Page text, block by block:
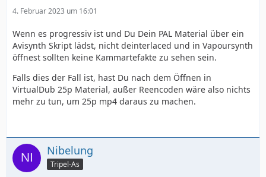
4. Februar 2023 um 16:01
Wenn es progressiv ist und Du Dein PAL Material über ein
Avisynth Skript lädst, nicht deinterlaced und in Vapoursynth
öffnest sollten keine Kammartefakte zu sehen sein.
Falls dies der Fall ist, hast Du nach dem Öffnen in
VirtualDub 25p Material, außer Reencoden wäre also nichts
mehr zu tun, um 25p mp4 daraus zu machen.
Nibelung
Tripel-As